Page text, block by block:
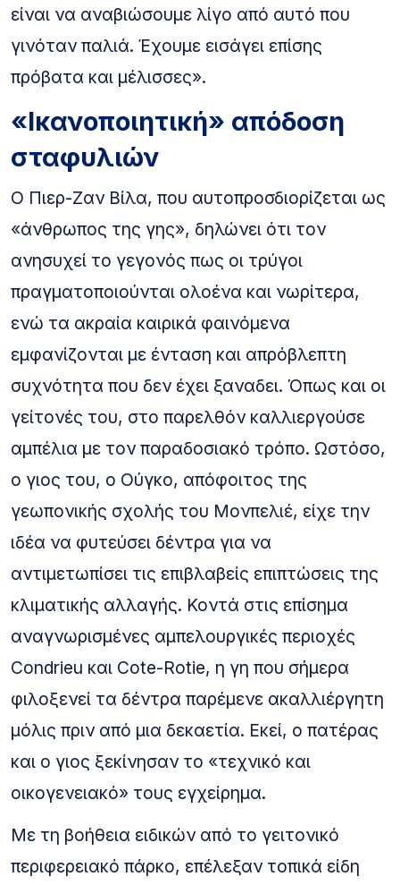
είναι να αναβιώσουμε λίγο από αυτό που
γινόταν παλιά. Έχουμε εισάγει επίσης
πρόβατα και μέλισσες».
«Ικανοποιητική» απόδοση
σταφυλιών
Ο Πιερ-Ζαν Βίλα, που αυτοπροσδιορίζεται ως
«άνθρωπος της γης», δηλώνει ότι τον
ανησυχεί το γεγονός πως οι τρύγοι
πραγματοποιούνται ολοένα και νωρίτερα,
ενώ τα ακραία καιρικά φαινόμενα
εμφανίζονται με ένταση και απρόβλεπτη
συχνότητα που δεν έχει ξαναδει. Όπως και οι
γείτονές του, στο παρελθόν καλλιεργούσε
αμπέλια με τον παραδοσιακό τρόπο. Ωστόσο,
ο γιος του, ο Ούγκο, απόφοιτος της
γεωπονικής σχολής του Μονπελιέ, είχε την
ιδέα να φυτεύσει δέντρα για να
αντιμετωπίσει τις επιβλαβείς επιπτώσεις της
κλιματικής αλλαγής. Κοντά στις επίσημα
αναγνωρισμένες αμπελουργικές περιοχές
Condrieu και Cote-Rotie, η γη που σήμερα
φιλοξενεί τα δέντρα παρέμενε ακαλλιέργητη
μόλις πριν από μια δεκαετία. Εκεί, ο πατέρας
και ο γιος ξεκίνησαν το «τεχνικό και
οικογενειακό» τους εγχείρημα.
Με τη βοήθεια ειδικών από το γειτονικό
περιφερειακό πάρκο, επέλεξαν τοπικά είδη